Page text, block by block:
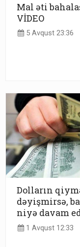
Mal əti
VİDEO
5 Avqust 23:36
Dolların
dəyişmirsə,
niyə davam
1 Avqust 12:33